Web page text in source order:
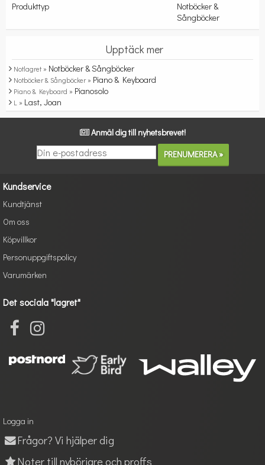
Produkttyp
Notböcker &
Sångböcker
Upptäck mer
Notlagret » Notböcker & Sångböcker
Notböcker & Sångböcker » Piano & Keyboard
Piano & Keyboard » Pianosolo
L » Last, Joan
Anmäl dig till nyhetsbrevet!
Kundservice
Kundtjänst
Om oss
Köpvillkor
Personuppgiftspolicy
Varumärken
Det sociala "lagret"
Logga in
Frågor? Vi hjälper dig
Noter till nybörjare och proffs